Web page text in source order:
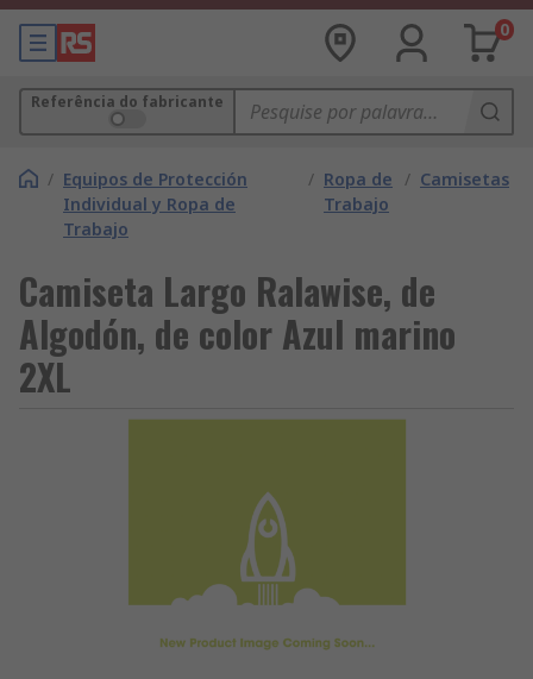
0
Referência do fabricante
/ Equipos de Protección
Individual y Ropa de
Trabajo
/ Ropa de
Trabajo
/ Camisetas
Camiseta Largo Ralawise, de
Algodón, de color Azul marino
2XL